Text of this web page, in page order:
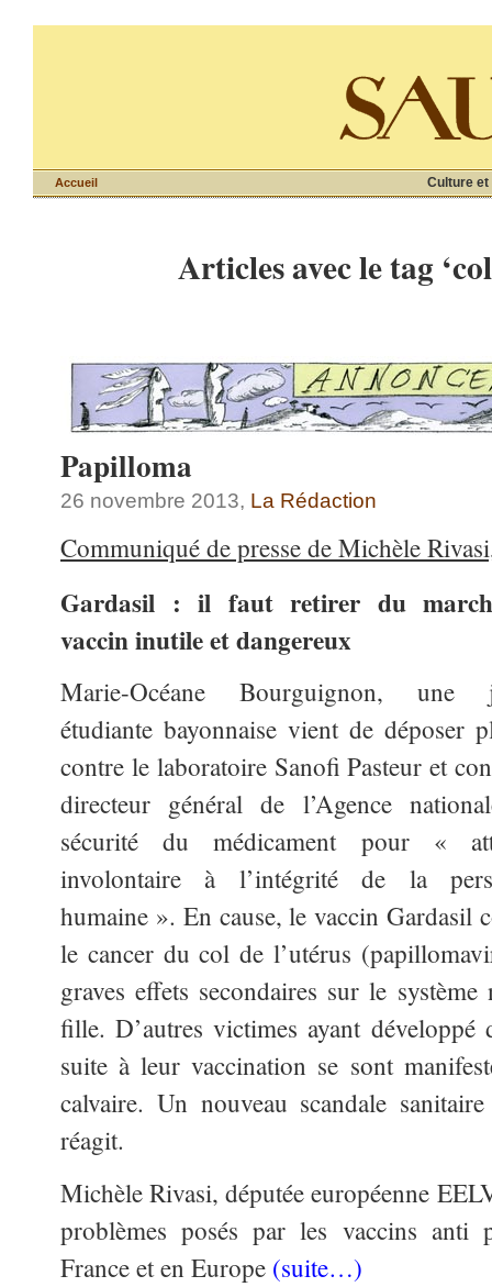
Culture et
Accueil
Articles avec le tag
Papilloma
26 novembre 2013, La Rédaction
Communiqué de presse de Michèle
Gardasil : il faut retirer du
vaccin inutile et dangereux
Marie-Océane Bourguignon, une
étudiante bayonnaise vient de déposer
contre le laboratoire Sanofi Pasteur et
directeur général de l’Agence
sécurité du médicament pour «
involontaire à l’intégrité de la
humaine ». En cause, le vaccin Gardasil
le cancer du col de l’utérus
graves effets secondaires sur le
fille. D’autres victimes ayant développé
suite à leur vaccination se sont
calvaire. Un nouveau scandale
réagit.
Michèle Rivasi, députée européenne
problèmes posés par les vaccins anti
France et en Europe (suite…)